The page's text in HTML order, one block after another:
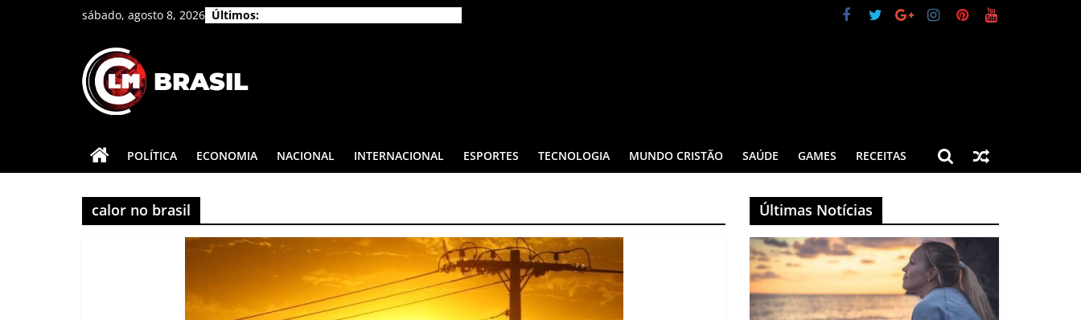
sábado, agosto 8, 2026 Últimos:
CLM
Brasil
As
principais
notícias
POLÍTICA ECONOMIA NACIONAL INTERNACIONAL ESPORTES TECNOLOGIA MUNDO CRISTÃO SAÚDE GAMES RECEITAS
calor no brasil Últimas Notícias